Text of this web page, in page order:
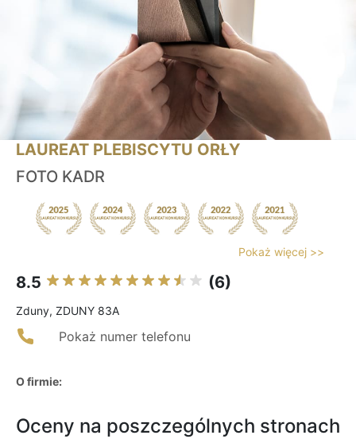
LAUREAT PLEBISCYTU ORŁY
FOTO KADR
Pokaż więcej >>
8.5 (6)
Zduny, ZDUNY 83A
Pokaż numer telefonu
O firmie:
Oceny na poszczególnych stronach